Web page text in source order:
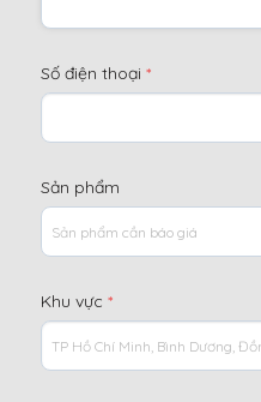
đại,cây chống đĩachính
Đây được xem là
trình quy mô lớn.
Nội dung chính
tuyệt đối
giàn giáo
công trường
Số điện thoại *
Sản phẩm
Khu vực *